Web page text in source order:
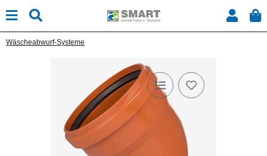
Wäscheabwurf-Systeme